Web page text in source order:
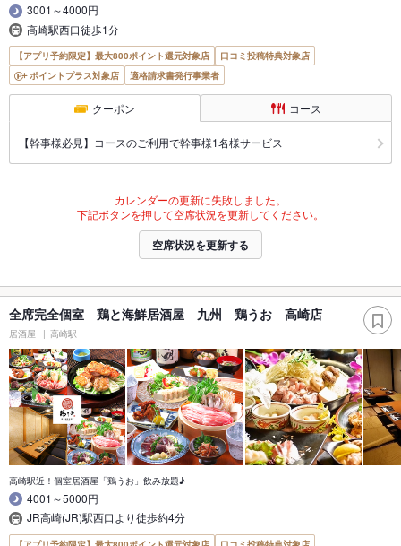
3001～4000円
高崎駅西口徒歩1分
【アプリ予約限定】最大800ポイント還元対象店
口コミ投稿特典対象店
ポイントプラス対象店
適格請求書発行事業者
クーポン コース
【幹事様必見】コースのご利用で幹事様1名様サービス
カレンダーの更新に失敗しました。
下記ボタンを押して空席状況を更新してください。
空席状況を更新する
全席完全個室 鶏と海鮮居酒屋 九州 鶏うお 高崎店
居酒屋 高崎駅
高崎駅近！個室居酒屋「鶏うお」飲み放題♪
4001～5000円
JR高崎(JR)駅西口より徒歩約4分